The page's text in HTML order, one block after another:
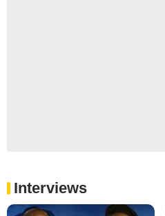
Interviews